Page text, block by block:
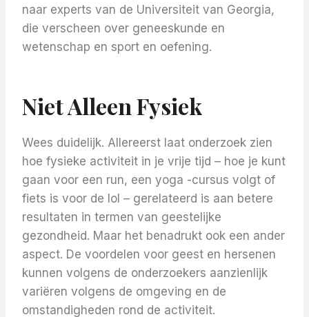
naar experts van de Universiteit van Georgia,
die verscheen over geneeskunde en
wetenschap en sport en oefening.
Niet Alleen Fysiek
Wees duidelijk. Allereerst laat onderzoek zien
hoe fysieke activiteit in je vrije tijd – hoe je kunt
gaan voor een run, een yoga -cursus volgt of
fiets is voor de lol – gerelateerd is aan betere
resultaten in termen van geestelijke
gezondheid. Maar het benadrukt ook een ander
aspect. De voordelen voor geest en hersenen
kunnen volgens de onderzoekers aanzienlijk
variëren volgens de omgeving en de
omstandigheden rond de activiteit.